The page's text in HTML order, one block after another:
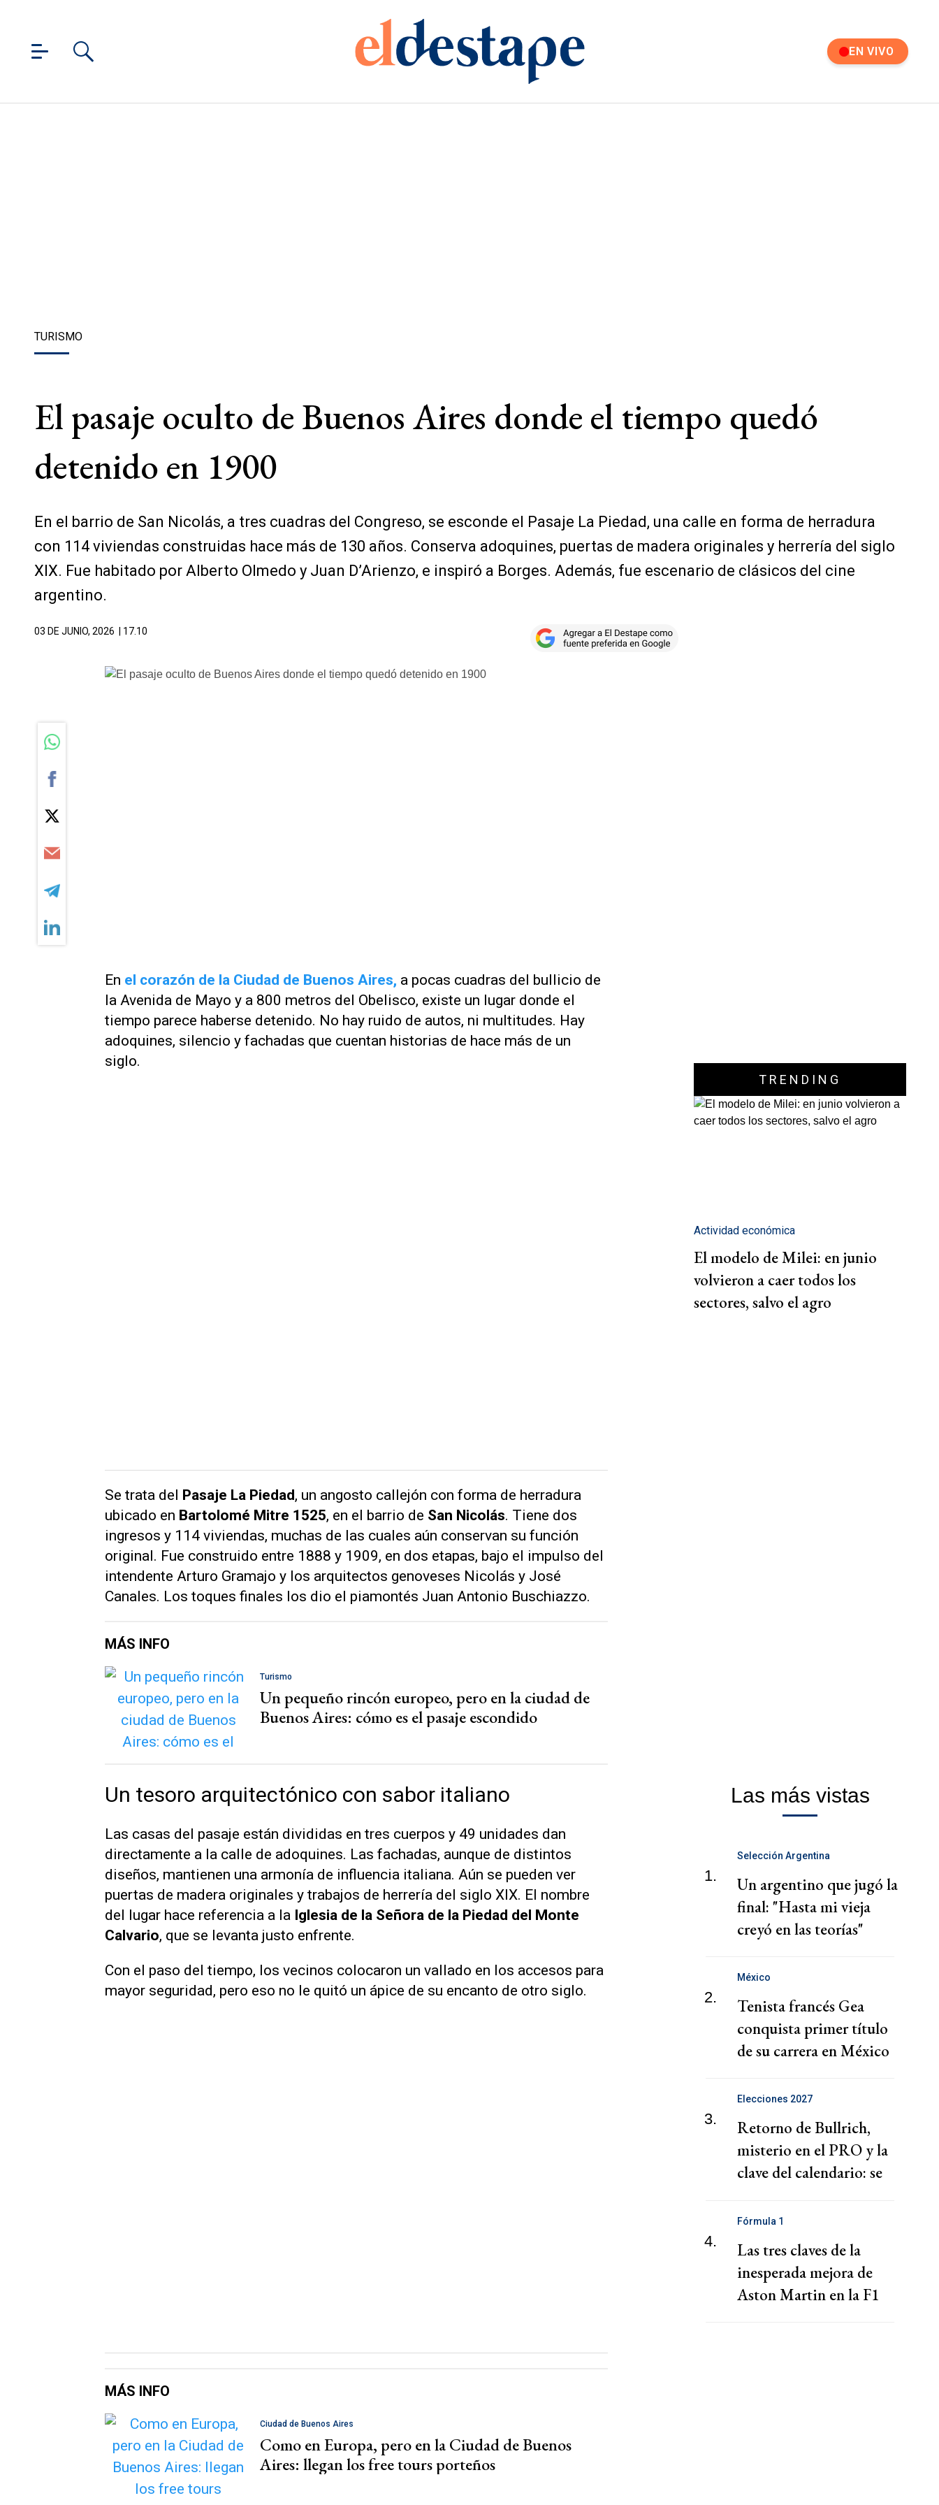
EN VIVO
TURISMO
El pasaje oculto de Buenos Aires donde el tiempo quedó
detenido en 1900
En el barrio de San Nicolás, a tres cuadras del Congreso, se esconde el Pasaje La Piedad, una calle en forma de herradura
con 114 viviendas construidas hace más de 130 años. Conserva adoquines, puertas de madera originales y herrería del siglo
XIX. Fue habitado por Alberto Olmedo y Juan D’Arienzo, e inspiró a Borges. Además, fue escenario de clásicos del cine
argentino.
03 DE JUNIO, 2026 | 17.10
En el corazón de la Ciudad de Buenos Aires, a pocas cuadras del bullicio de
la Avenida de Mayo y a 800 metros del Obelisco, existe un lugar donde el
tiempo parece haberse detenido. No hay ruido de autos, ni multitudes. Hay
adoquines, silencio y fachadas que cuentan historias de hace más de un
siglo.
Se trata del Pasaje La Piedad, un angosto callejón con forma de herradura
ubicado en Bartolomé Mitre 1525, en el barrio de San Nicolás. Tiene dos
ingresos y 114 viviendas, muchas de las cuales aún conservan su función
original. Fue construido entre 1888 y 1909, en dos etapas, bajo el impulso del
intendente Arturo Gramajo y los arquitectos genoveses Nicolás y José
Canales. Los toques finales los dio el piamontés Juan Antonio Buschiazzo.
MÁS INFO
Turismo
Un pequeño rincón europeo, pero en la ciudad de
Buenos Aires: cómo es el pasaje escondido
Un tesoro arquitectónico con sabor italiano
Las casas del pasaje están divididas en tres cuerpos y 49 unidades dan
directamente a la calle de adoquines. Las fachadas, aunque de distintos
diseños, mantienen una armonía de influencia italiana. Aún se pueden ver
puertas de madera originales y trabajos de herrería del siglo XIX. El nombre
del lugar hace referencia a la Iglesia de la Señora de la Piedad del Monte
Calvario, que se levanta justo enfrente.
Con el paso del tiempo, los vecinos colocaron un vallado en los accesos para
mayor seguridad, pero eso no le quitó un ápice de su encanto de otro siglo.
MÁS INFO
Ciudad de Buenos Aires
Como en Europa, pero en la Ciudad de Buenos
Aires: llegan los free tours porteños
TRENDING
Actividad económica
El modelo de Milei: en junio
volvieron a caer todos los
sectores, salvo el agro
Las más vistas
1.
Selección Argentina
Un argentino que jugó la
final: "Hasta mi vieja
creyó en las teorías"
2.
México
Tenista francés Gea
conquista primer título
de su carrera en México
3.
Elecciones 2027
Retorno de Bullrich,
misterio en el PRO y la
clave del calendario: se
4.
Fórmula 1
Las tres claves de la
inesperada mejora de
Aston Martin en la F1